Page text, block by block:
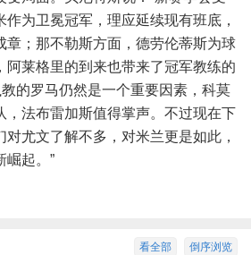
为卫冕冠军，理应延续现有班底，
章；那不勒斯方面，德劳伦蒂斯为球
阿莱格里的到来也带来了冠军教练的
教的罗马仍然是一个重要因素，科莫
，法布雷加斯值得掌声。不过现在下
尤文了解不多，对米兰更是如此，
崛起。”
倒序浏览
看全部